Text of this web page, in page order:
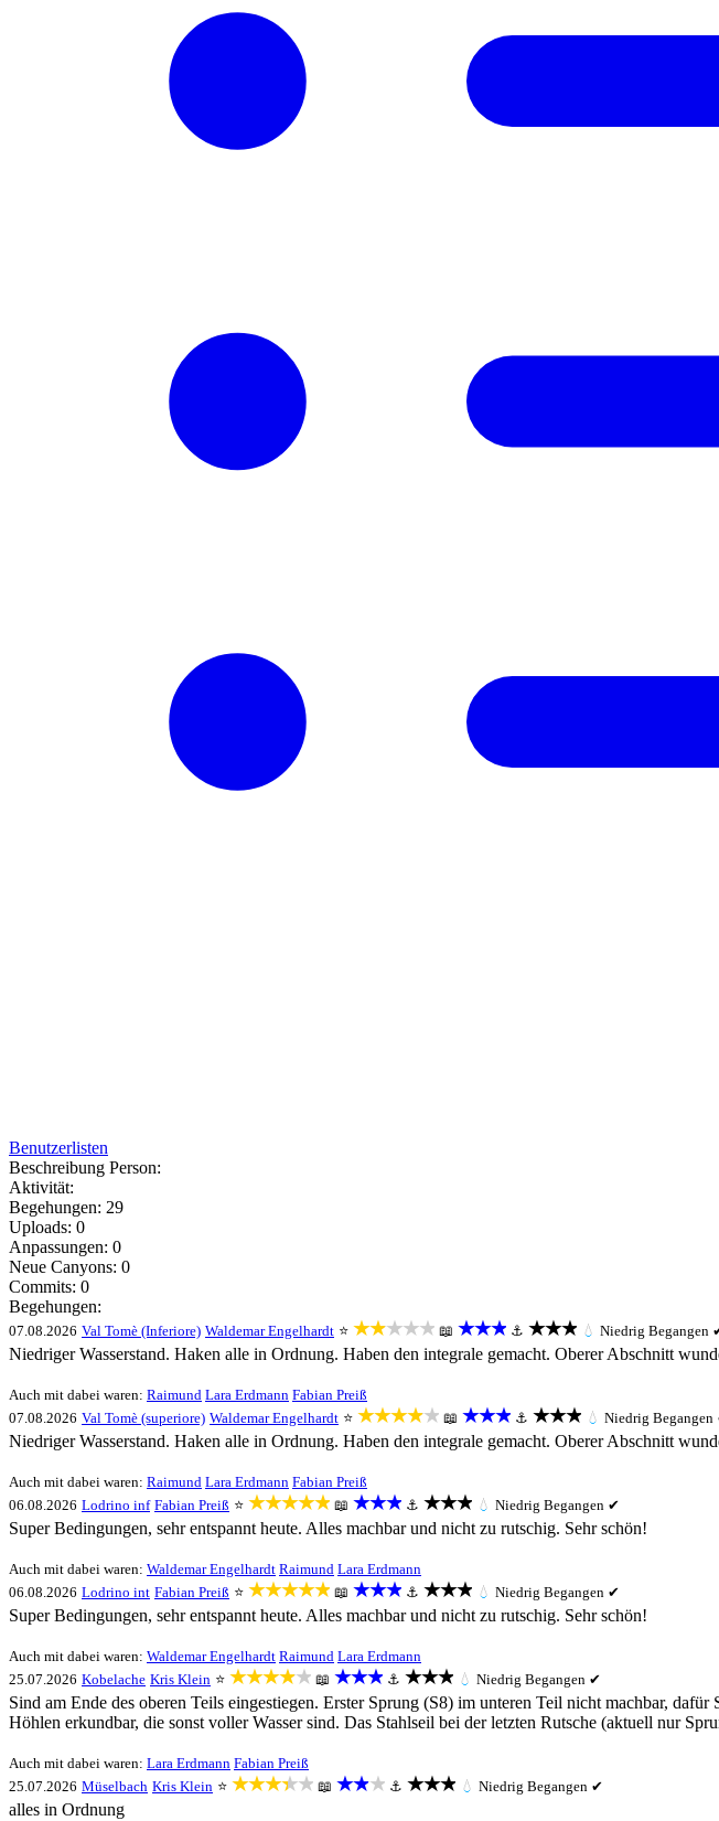
Benutzerlisten
Beschreibung Person:
Aktivität:
Begehungen: 29
Uploads: 0
Anpassungen: 0
Neue Canyons: 0
Commits: 0
Begehungen:
07.08.2026 Val Tomè (Inferiore) Waldemar Engelhardt ⭐ ★★★★★ 📖 ★★★ ⚓ ★★★ 💧 Niedrig Begangen
Niedriger Wasserstand. Haken alle in Ordnung. Haben den integrale gemacht. Oberer Abschnitt
Auch mit dabei waren: Raimund Lara Erdmann Fabian Preiß
07.08.2026 Val Tomè (superiore) Waldemar Engelhardt ⭐ ★★★★★ 📖 ★★★ ⚓ ★★★ 💧 Niedrig Begangen
Niedriger Wasserstand. Haken alle in Ordnung. Haben den integrale gemacht. Oberer Abschnitt
Auch mit dabei waren: Raimund Lara Erdmann Fabian Preiß
06.08.2026 Lodrino inf Fabian Preiß ⭐ ★★★★★ 📖 ★★★ ⚓ ★★★ 💧 Niedrig Begangen ✔
Super Bedingungen, sehr entspannt heute. Alles machbar und nicht zu rutschig. Sehr schön!
Auch mit dabei waren: Waldemar Engelhardt Raimund Lara Erdmann
06.08.2026 Lodrino int Fabian Preiß ⭐ ★★★★★ 📖 ★★★ ⚓ ★★★ 💧 Niedrig Begangen ✔
Super Bedingungen, sehr entspannt heute. Alles machbar und nicht zu rutschig. Sehr schön!
Auch mit dabei waren: Waldemar Engelhardt Raimund Lara Erdmann
25.07.2026 Kobelache Kris Klein ⭐ ★★★★★ 📖 ★★★ ⚓ ★★★ 💧 Niedrig Begangen ✔
Sind am Ende des oberen Teils eingestiegen. Erster Sprung (S8) im unteren Teil nicht machbar,
Höhlen erkundbar, die sonst voller Wasser sind. Das Stahlseil bei der letzten Rutsche (aktuell nur
Auch mit dabei waren: Lara Erdmann Fabian Preiß
25.07.2026 Müselbach Kris Klein ⭐ ★★★★★ 📖 ★★★ ⚓ ★★★ 💧 Niedrig Begangen ✔
alles in Ordnung